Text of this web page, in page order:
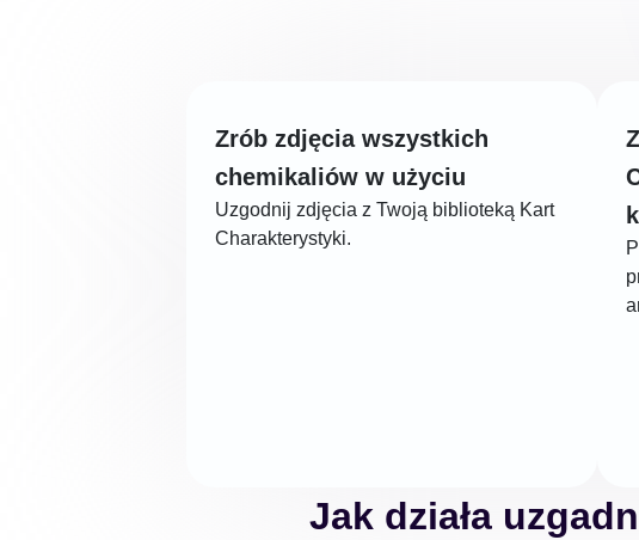
Zrób zdjęcia wszystkich
chemikaliów w użyciu
Uzgodnij zdjęcia z Twoją biblioteką Kart
Charakterystyki.
Jak działa